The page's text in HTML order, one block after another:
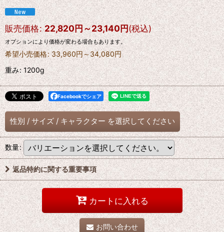
販売価格: 22,820円～23,140円(税込)
オプションにより価格が変わる場合もあります。
希望小売価格: 33,960円～34,080円
重み:1200g
Facebookでシェア
性別 / サイズ / キャラクター を選択してください
数量:
返品特約に関する重要事項
カートに入れる
お問い合わせ